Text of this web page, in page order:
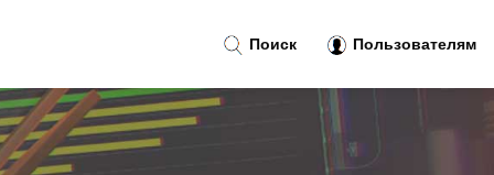
Поиск Пользователям